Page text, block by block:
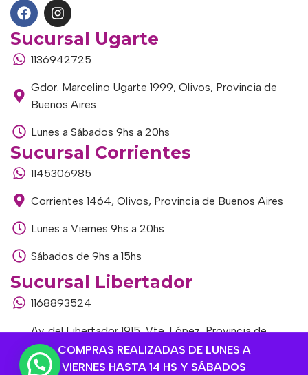
COMPRAS REALIZADAS DE LUNES A
VIERNES HASTA 14 HS Y SÁBADOS
Sucursal Ugarte
1136942725
Gdor. Marcelino Ugarte 1999, Olivos, Provincia de
Buenos Aires
Lunes a Sábados 9hs a 20hs
Sucursal Corrientes
1145306985
Corrientes 1464, Olivos, Provincia de Buenos Aires
Lunes a Viernes 9hs a 20hs
Sábados de 9hs a 15hs
Sucursal Libertador
1168893524
Av. del Libertador 1915, Vte. López, Provincia de
Buenos Aires